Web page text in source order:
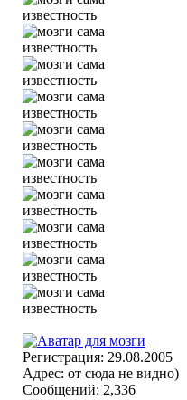
Регистрация: 29.08.2005
Адрес: от сюда не видно)
Сообщений: 2,336